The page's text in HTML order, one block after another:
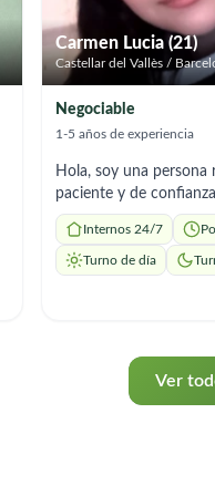
Carmen Lucia (21)
Castellar del Vallès /
Negociable
1-5 años de experiencia
Hola, soy una persona
paciente y de
ofrezco para el
acompañamiento de
mayores, brindando
rutinas. Tengo
cuidado de personas
Internos 24/7
Turno de día
Ver